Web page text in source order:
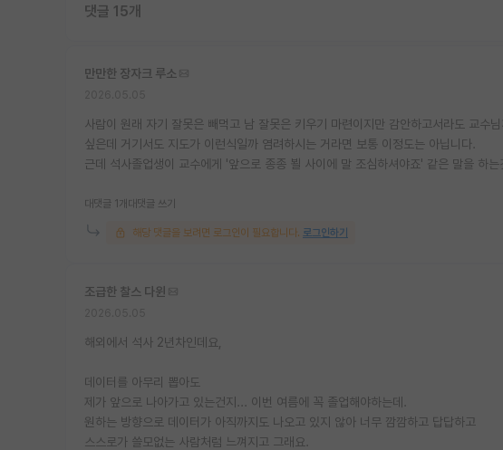
댓글 15개
만만한 장자크 루소
사람이 원래 자기 잘못은 빼먹고 남 잘못은 키우기 마련이지만 감안하고서라도 교수
싶은데 거기서도 지도가 이런식일까 염려하시는 거라면 보통 이정도는 아닙니다.
근데 석사졸업생이 교수에게 '앞으로 종종 뵐 사이에 말 조심하셔야죠' 같은 말을 하는
대댓글 1개 대댓글 쓰기
해당 댓글을 보려면 로그인이 필요합니다. 로그인하기
조급한 찰스 다윈
해외에서 석사 2년차인데요,
데이터를 아무리 뽑아도
제가 앞으로 나아가고 있는건지... 이번 여름에 꼭 졸업해야하는데.
원하는 방향으로 데이터가 아직까지도 나오고 있지 않아 너무 깜깜하고 답답하고
스스로가 쓸모없는 사람처럼 느껴지고 그래요.